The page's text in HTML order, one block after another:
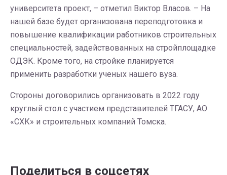
университета проект, – отметил Виктор Власов. – На
нашей базе будет организована переподготовка и
повышение квалификации работников строительных
специальностей, задействованных на стройплощадке
ОДЭК. Кроме того, на стройке планируется
применить разработки ученых нашего вуза.
Стороны договорились организовать в 2022 году
круглый стол с участием представителей ТГАСУ, АО
«СХК» и строительных компаний Томска.
Поделиться в соцсетях